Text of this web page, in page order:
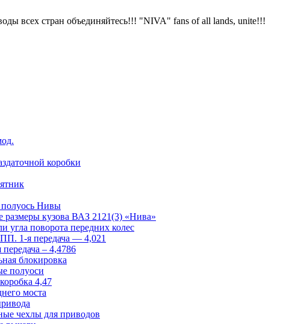
всех стран объединяйтесь!!! "NIVA" fans of all lands, unite!!!
коробки
Нивы
размеры кузова ВАЗ 2121(3) «Нива»
угла поворота передних колес
1-я передача — 4,021
передача – 4,4786
блокировка
полуоси
4,47
моста
чехлы для приводов